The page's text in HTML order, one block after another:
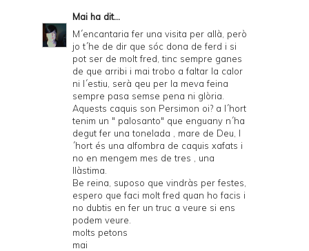
Mai ha dit...
M´encantaria fer una visita per allà, però
jo t´he de dir que sóc dona de ferd i si
pot ser de molt fred, tinc sempre ganes
de que arribi i mai trobo a faltar la calor
ni l´estiu, serà qeu per la meva feina
sempre pasa semse pena ni glòria.
Aquests caquis son Persimon oi? a l´hort
tenim un " palosanto" que enguany n´ha
degut fer una tonelada , mare de Deu, l
´hort és una alfombra de caquis xafats i
no en mengem mes de tres , una
llàstima.
Be reina, suposo que vindràs per festes,
espero que faci molt fred quan ho facis i
no dubtis en fer un truc a veure si ens
podem veure.
molts petons
mai